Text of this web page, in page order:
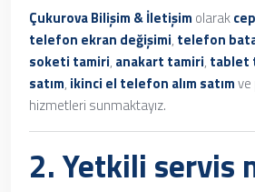
Çukurova Bilişim & İletişim olarak
telefon ekran değişimi, telefon
soketi tamiri, anakart tamiri, tablet
satım, ikinci el telefon alım satımve
hizmetleri sunmaktayız.
2. Yetkili servis